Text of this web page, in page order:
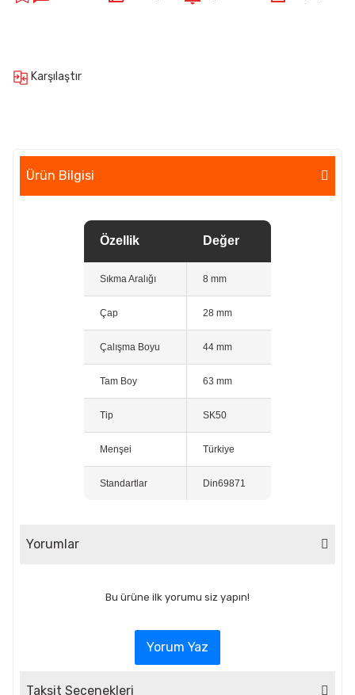
Karşılaştır
Ürün Bilgisi
Özellik Değer
Sıkma Aralığı 8 mm
Çap 28 mm
Çalışma Boyu 44 mm
Tam Boy 63 mm
Tip SK50
Menşei Türkiye
Standartlar Din69871
Yorumlar
Bu ürüne ilk yorumu siz yapın!
Yorum Yaz
Taksit Seçenekleri